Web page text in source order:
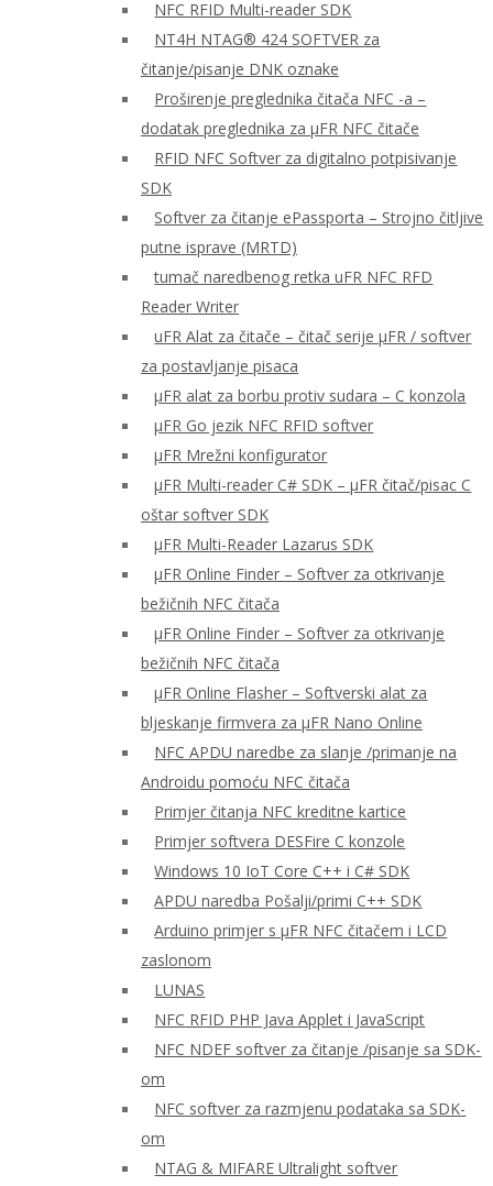
NFC RFID Multi-reader SDK
NT4H NTAG® 424 SOFTVER za
čitanje/pisanje DNK oznake
Proširenje preglednika čitača NFC -a –
dodatak preglednika za μFR NFC čitače
RFID NFC Softver za digitalno potpisivanje
SDK
Softver za čitanje ePassporta – Strojno čitljive
putne isprave (MRTD)
tumač naredbenog retka uFR NFC RFD
Reader Writer
uFR Alat za čitače – čitač serije μFR / softver
za postavljanje pisaca
μFR alat za borbu protiv sudara – C konzola
μFR Go jezik NFC RFID softver
μFR Mrežni konfigurator
μFR Multi-reader C# SDK – μFR čitač/pisac C
oštar softver SDK
μFR Multi-Reader Lazarus SDK
μFR Online Finder – Softver za otkrivanje
bežičnih NFC čitača
μFR Online Finder – Softver za otkrivanje
bežičnih NFC čitača
μFR Online Flasher – Softverski alat za
bljeskanje firmvera za μFR Nano Online
NFC APDU naredbe za slanje /primanje na
Androidu pomoću NFC čitača
Primjer čitanja NFC kreditne kartice
Primjer softvera DESFire C konzole
Windows 10 IoT Core C++ i C# SDK
APDU naredba Pošalji/primi C++ SDK
Arduino primjer s μFR NFC čitačem i LCD
zaslonom
LUNAS
NFC RFID PHP Java Applet i JavaScript
NFC NDEF softver za čitanje /pisanje sa SDK-
om
NFC softver za razmjenu podataka sa SDK-
om
NTAG & MIFARE Ultralight softver